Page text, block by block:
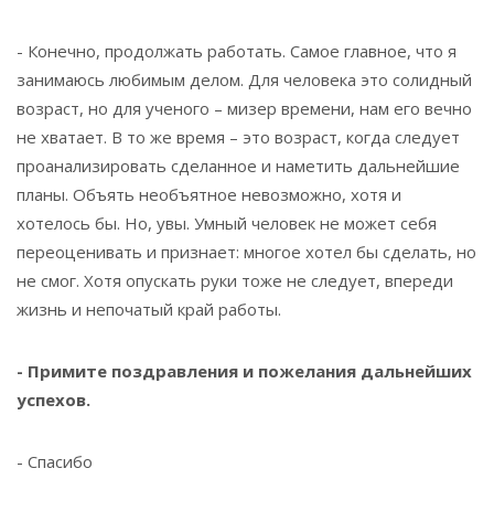
- Конечно, продолжать работать. Самое главное, что я
занимаюсь любимым делом. Для человека это солидный
возраст, но для ученого – мизер времени, нам его вечно
не хватает. В то же время – это возраст, когда следует
проанализировать сделанное и наметить дальнейшие
планы. Объять необъятное невозможно, хотя и
хотелось бы. Но, увы. Умный человек не может себя
переоценивать и признает: многое хотел бы сделать, но
не смог. Хотя опускать руки тоже не следует, впереди
жизнь и непочатый край работы.
- Примите поздравления и пожелания дальнейших
успехов.
- Спасибо